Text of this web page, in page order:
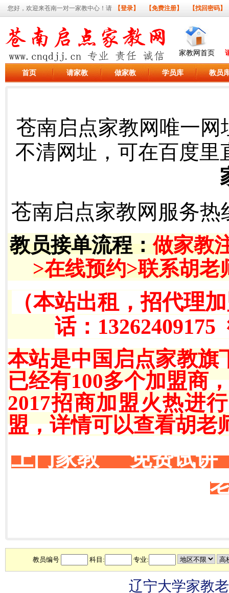
您好，欢迎来苍南一对一家教中心！请 【登录】 【免费注册】 【找回密码】
家教网首页
首页 请家教 做家教 学员库 教员
苍南启点家教网唯一网
不清网址，可在百度里
苍南启点家教网服务热
教员接单流程 ：做家教
>在线预约>联系胡老
（本站出租，招代理
话：
本站是中国启点家教旗
已经有100多个加盟商
2017招商加盟火热进
盟，详情可以查看胡老
上门家教 免费试讲
教员编号 科目: 专业:
辽宁大学家教